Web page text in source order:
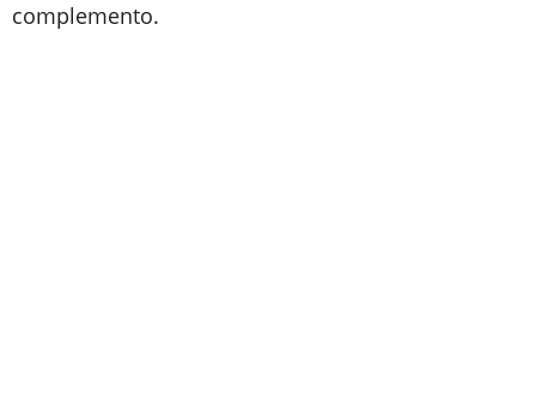
complemento.